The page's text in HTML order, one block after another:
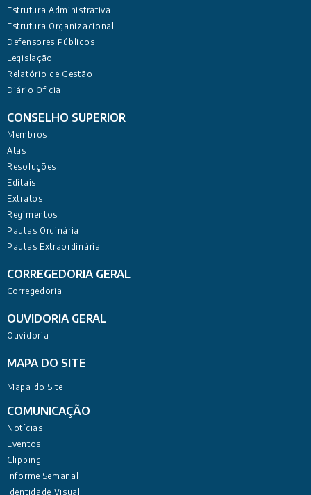
Estrutura Administrativa
Estrutura Organizacional
Defensores Públicos
Legislação
Relatório de Gestão
Diário Oficial
CONSELHO SUPERIOR
Membros
Atas
Resoluções
Editais
Extratos
Regimentos
Pautas Ordinária
Pautas Extraordinária
CORREGEDORIA GERAL
Corregedoria
OUVIDORIA GERAL
Ouvidoria
MAPA DO SITE
Mapa do Site
COMUNICAÇÃO
Notícias
Eventos
Clipping
Informe Semanal
Identidade Visual